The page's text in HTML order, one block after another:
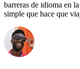
barreras de idioma en
simple que hace que